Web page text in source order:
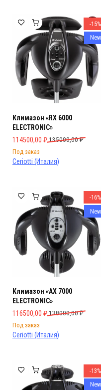
-15%
New
Климазон «RX 6000
ELECTRONIC»
135000,00₽
Первоначальная цена
114500,00 ₽
Текущая цена: 114500,00 ₽.
Под заказ
Ceriotti (Италия)
-16%
New
Климазон «AX 7000
ELECTRONIC»
138000,00₽
Первоначальная цена
116500,00 ₽
Текущая цена: 116500,00 ₽.
Под заказ
Ceriotti (Италия)
-13%
New